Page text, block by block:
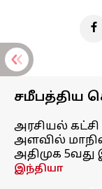
சமீபத்திய
அரசியல் கட்சி
அளவில் மாநில
அதிமுக 5வது
இந்தியா